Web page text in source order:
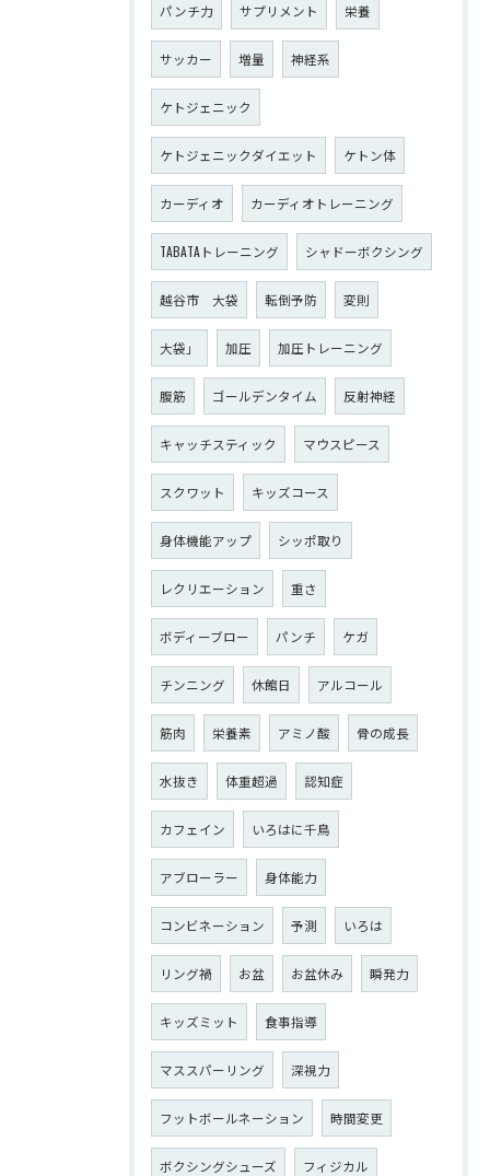
パンチ力 サプリメント 栄養
サッカー 増量 神経系
ケトジェニック
ケトジェニックダイエット ケトン体
カーディオ カーディオトレーニング
TABATAトレーニング シャドーボクシング
越谷市 大袋 転倒予防 変則
大袋」 加圧 加圧トレーニング
腹筋 ゴールデンタイム 反射神経
キャッチスティック マウスピース
スクワット キッズコース
身体機能アップ シッポ取り
レクリエーション 重さ
ボディーブロー パンチ ケガ
チンニング 休館日 アルコール
筋肉 栄養素 アミノ酸 骨の成長
水抜き 体重超過 認知症
カフェイン いろはに千鳥
アブローラー 身体能力
コンビネーション 予測 いろは
リング禍 お盆 お盆休み 瞬発力
キッズミット 食事指導
マススパーリング 深視力
フットボールネーション 時間変更
ボクシングシューズ フィジカル